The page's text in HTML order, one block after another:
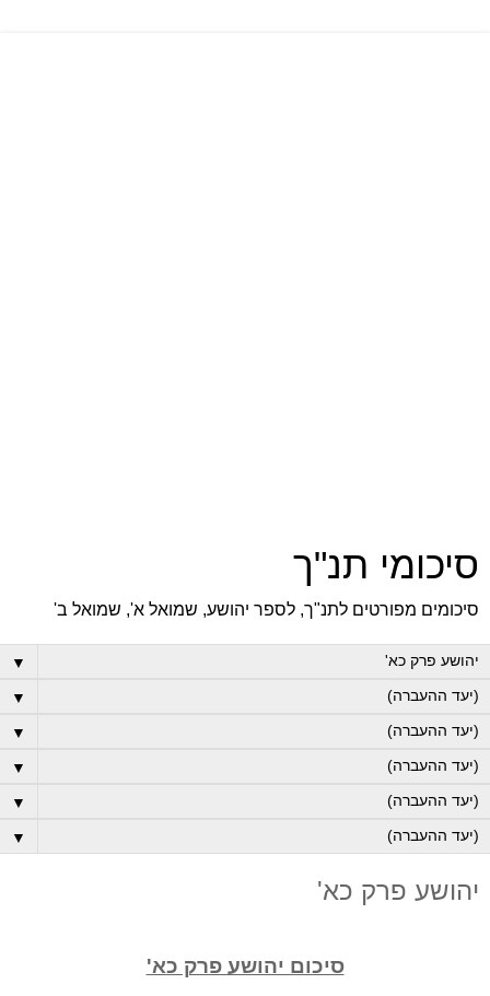
סיכומי תנ"ך
סיכומים מפורטים לתנ"ך, לספר יהושע, שמואל א', שמואל ב'
▼
▼
▼
▼
▼
▼
יהושע פרק כא'
סיכום יהושע פרק כא'